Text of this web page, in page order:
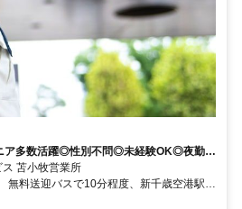
ア多数活躍◎性別不問◎未経験OK◎夜勤な
苫小牧営業所
無料送迎バスで10分程度、新千歳空港駅
分